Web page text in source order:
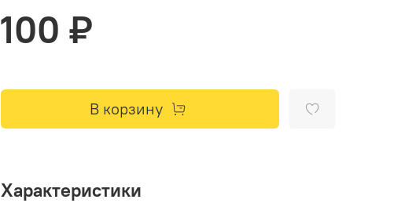
100 ₽
В корзину
Характеристики